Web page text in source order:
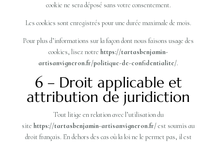
cookie ne sera déposé sans votre consentement.
Les cookies sont enregistrés pour une durée maximale de mois.
Pour plus d’informations sur la façon dont nous faisons usage des
cookies, lisez notrehttps://tartasbenjamin-
artisanvigneron.fr/politique-de-confidentialite/.
6 – Droit applicable et
attribution de juridiction
Tout litige en relation avec l’utilisation du
sitehttps://tartasbenjamin-artisanvigneron.fr/est soumis au
droit français. En dehors des cas où la loi ne le permet pas, il est